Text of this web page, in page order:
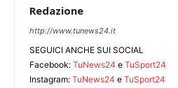
Redazione
http://www.tunews24.it
SEGUICI ANCHE SUI SOCIAL
Facebook: TuNews24 e TuSport24
Instagram: TuNews24 e TuSport24